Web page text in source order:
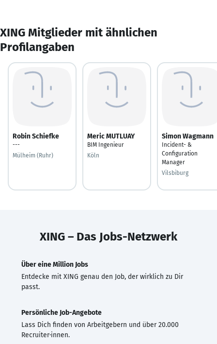
XING Mitglieder mit ähnlichen
Profilangaben
Robin Schiefke
---
Mülheim (Ruhr)
Meric MUTLUAY
BIM Ingenieur
Köln
Simon Wagmann
Incident- &
Configuration
Manager
Vilsbiburg
XING – Das Jobs-Netzwerk
Über eine Million Jobs
Entdecke mit XING genau den Job, der wirklich zu Dir
passt.
Persönliche Job-Angebote
Lass Dich finden von Arbeitgebern und über 20.000
Recruiter·innen.